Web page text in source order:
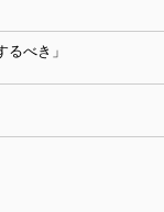
るべき」